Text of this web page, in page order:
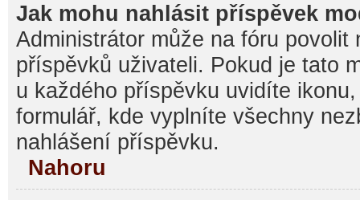
Jak mohu nahlásit příspěvek
Administrátor může na fóru povolit
příspěvků uživateli. Pokud je tato
u každého příspěvku uvidíte
formulář, kde vyplníte všechny
nahlášení příspěvku.
Nahoru